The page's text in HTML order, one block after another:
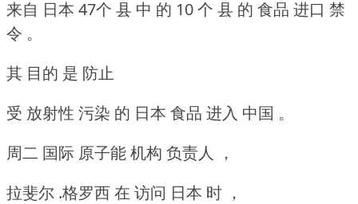
来自 日本 47个 县 中 的 10 个 县 的 食品 进口 禁
令 。
其 目的 是 防止
受 放射性 污染 的 日本 食品 进入 中国 。
周二 国际 原子能 机构 负责人 ，
拉斐尔 .格罗西 在 访问 日本 时 ，